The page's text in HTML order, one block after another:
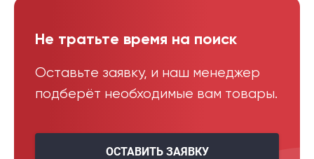
Не тратьте время на поиск
Оставьте заявку, и наш менеджер
подберёт необходимые вам товары.
ОСТАВИТЬ ЗАЯВКУ